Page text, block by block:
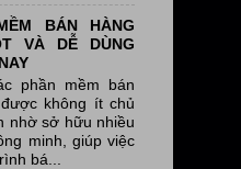
BÁN HÀNG
VÀ DỄ DÙNG
phần mềm bán
không ít chủ
nhờ sở hữu nhiều
minh, giúp việc
bá...